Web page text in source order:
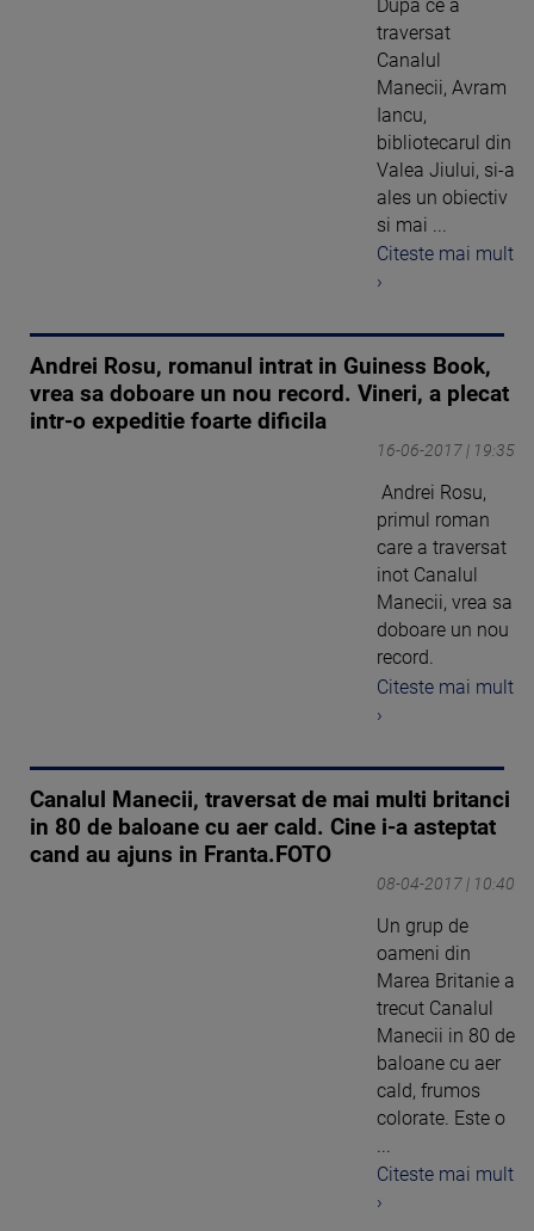
Dupa ce a
traversat
Canalul
Manecii, Avram
Iancu,
bibliotecarul din
Valea Jiului, si-a
ales un obiectiv
si mai ...
Citeste mai mult
›
Andrei Rosu, romanul intrat in Guiness Book,
vrea sa doboare un nou record. Vineri, a plecat
intr-o expeditie foarte dificila
16-06-2017 | 19:35
Andrei Rosu,
primul roman
care a traversat
inot Canalul
Manecii, vrea sa
doboare un nou
record.
Citeste mai mult
›
Canalul Manecii, traversat de mai multi britanci
in 80 de baloane cu aer cald. Cine i-a asteptat
cand au ajuns in Franta.FOTO
08-04-2017 | 10:40
Un grup de
oameni din
Marea Britanie a
trecut Canalul
Manecii in 80 de
baloane cu aer
cald, frumos
colorate. Este o
...
Citeste mai mult
›